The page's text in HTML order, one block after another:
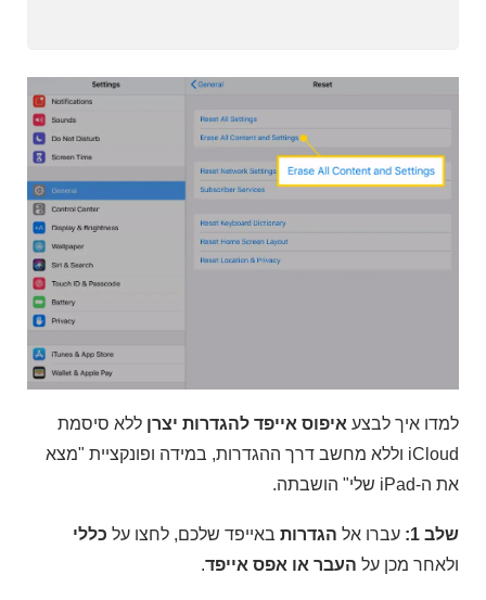
למדו איך לבצע איפוס אייפד להגדרות יצרן ללא סיסמת
iCloud וללא מחשב דרך ההגדרות, במידה ופונקציית "מצא
את ה-iPad שלי" הושבתה.
שלב 1: עברו אל הגדרות באייפד שלכם, לחצו על כללי
ולאחר מכן על העבר או אפס אייפד.